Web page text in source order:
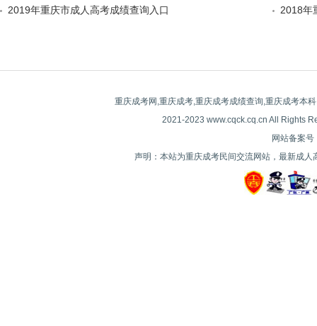
2019年重庆市成人高考成绩查询入口
2018年
重庆成考网,重庆成考,重庆成考成绩查询,重庆成考本
2021-2023 www.cqck.cq.cn All Rights
网站备案号
声明：本站为重庆成考民间交流网站，最新成